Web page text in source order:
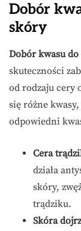
Dobór
skóry
Dobór kwasu
skuteczności
od rodzaju cery
się różne
odpowiedni
Cera
działa
skóry,
trądziku.
Skóra